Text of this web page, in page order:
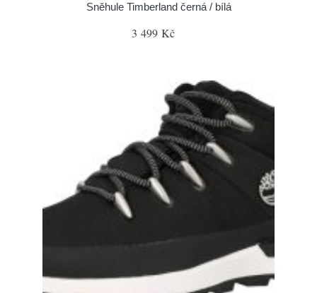
Sněhule Timberland černá / bílá
3 499 Kč